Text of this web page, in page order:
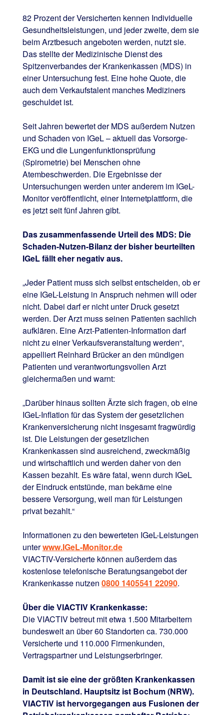
82 Prozent der Versicherten kennen Individuelle
Gesundheitsleistungen, und jeder zweite, dem sie
beim Arztbesuch angeboten werden, nutzt sie.
Das stellte der Medizinische Dienst des
Spitzenverbandes der Krankenkassen (MDS) in
einer Untersuchung fest. Eine hohe Quote, die
auch dem Verkaufstalent manches Mediziners
geschuldet ist.
Seit Jahren bewertet der MDS außerdem Nutzen
und Schaden von IGeL – aktuell das Vorsorge-
EKG und die Lungenfunktionsprüfung
(Spirometrie) bei Menschen ohne
Atembeschwerden. Die Ergebnisse der
Untersuchungen werden unter anderem im IGeL-
Monitor veröffentlicht, einer Internetplattform, die
es jetzt seit fünf Jahren gibt.
Das zusammenfassende Urteil des MDS: Die
Schaden-Nutzen-Bilanz der bisher beurteilten
IGeL fällt eher negativ aus.
„Jeder Patient muss sich selbst entscheiden, ob er
eine IGeL-Leistung in Anspruch nehmen will oder
nicht. Dabei darf er nicht unter Druck gesetzt
werden. Der Arzt muss seinen Patienten sachlich
aufklären. Eine Arzt-Patienten-Information darf
nicht zu einer Verkaufsveranstaltung werden“,
appelliert Reinhard Brücker an den mündigen
Patienten und verantwortungsvollen Arzt
gleichermaßen und warnt:
„Darüber hinaus sollten Ärzte sich fragen, ob eine
IGeL-Inflation für das System der gesetzlichen
Krankenversicherung nicht insgesamt fragwürdig
ist. Die Leistungen der gesetzlichen
Krankenkassen sind ausreichend, zweckmäßig
und wirtschaftlich und werden daher von den
Kassen bezahlt. Es wäre fatal, wenn durch IGeL
der Eindruck entstünde, man bekäme eine
bessere Versorgung, weil man für Leistungen
privat bezahlt.“
Informationen zu den bewerteten IGeL-Leistungen
unterwww.IGeL-Monitor.de
VIACTIV-Versicherte können außerdem das
kostenlose telefonische Beratungsangebot der
Krankenkasse nutzen 0800 1405541 22090.
Über die VIACTIV Krankenkasse:
Die VIACTIV betreut mit etwa 1.500 Mitarbeitern
bundesweit an über 60 Standorten ca. 730.000
Versicherte und 110.000 Firmenkunden,
Vertragspartner und Leistungserbringer.
Damit ist sie eine der größten Krankenkassen
in Deutschland. Hauptsitz ist Bochum (NRW).
VIACTIV ist hervorgegangen aus Fusionen der